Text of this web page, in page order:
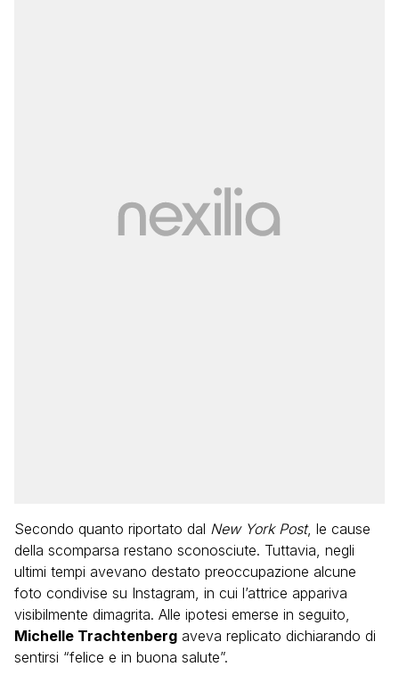
Secondo quanto riportato dal New York Post, le cause
della scomparsa restano sconosciute. Tuttavia, negli
ultimi tempi avevano destato preoccupazione alcune
foto condivise su Instagram, in cui l’attrice appariva
visibilmente dimagrita. Alle ipotesi emerse in seguito,
Michelle Trachtenberg aveva replicato dichiarando di
sentirsi “felice e in buona salute”.